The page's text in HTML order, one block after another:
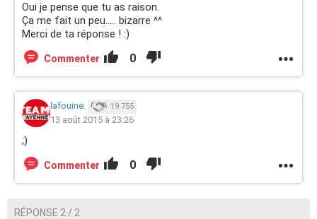
Oui je pense que tu as raison.
Ça me fait un peu..... bizarre ^^
Merci de ta réponse ! :)
Commenter 0
lafouine. 19 755
13 août 2015 à 23:26
;)
Commenter 0
RÉPONSE 2 / 2